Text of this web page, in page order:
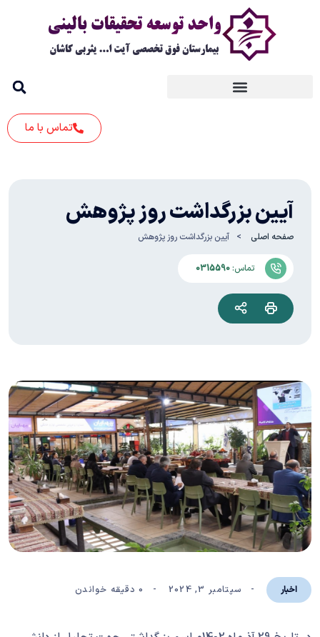
تماس با ما
آیین بزرگداشت روز پژوهش
صفحه اصلی آیین بزرگداشت روز پژوهش
تماس: 0315590
اخبار سپتامبر 3, 2024 0 دقیقه خواندن